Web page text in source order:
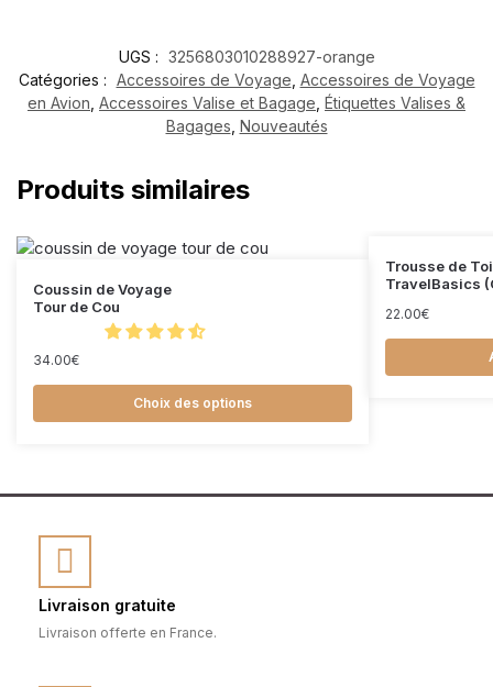
UGS : 3256803010288927-orange
Catégories : Accessoires de Voyage Accessoires de Voyage
en Avion Accessoires Valise et Bagage Étiquettes Valises &
Bagages Nouveautés
Produits similaires
Coussin de Voyage
Tour de Cou
34.00€
Choix des options
Trousse de
TravelBasics
22.00€
Livraison gratuite
Livraison offerte en France.